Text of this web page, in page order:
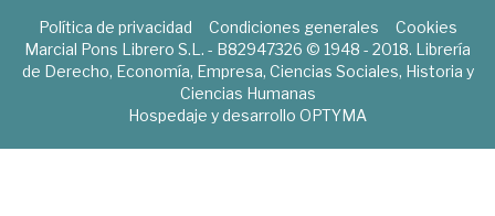
Política de privacidad Condiciones generales
Cookies
Marcial Pons Librero S.L. - B82947326 © 1948 - 2018. Librería
de Derecho, Economía, Empresa, Ciencias Sociales, Historia y
Ciencias Humanas
Hospedaje y desarrollo OPTYMA